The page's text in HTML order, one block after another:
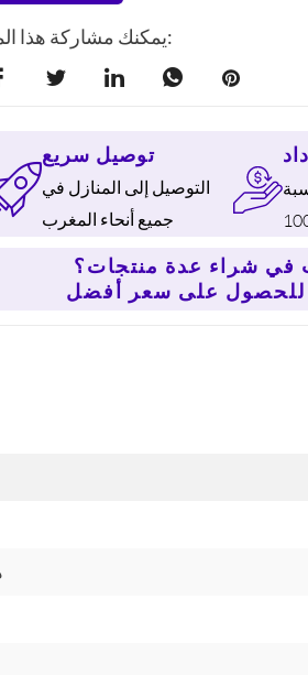
يمكنك مشاركة هذا المنتج:
توصيل سريع
التوصيل إلى المنازل في
جميع أنحاء المغرب
في شراء عدة منتجات؟